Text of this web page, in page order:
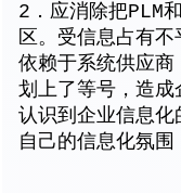
2．应消除把PLM
区。受信息占有
依赖于系统供应商
划上了等号，造
认识到企业信息
自己的信息化氛围